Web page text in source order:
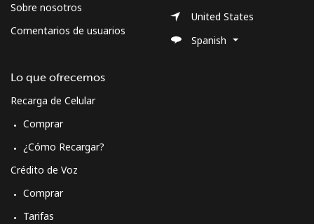
Sobre nosotros
Comentarios de usuarios
Lo que ofrecemos
Recarga de Celular
Comprar
¿Cómo Recargar?
Crédito de Voz
Comprar
Tarifas
United States
Spanish